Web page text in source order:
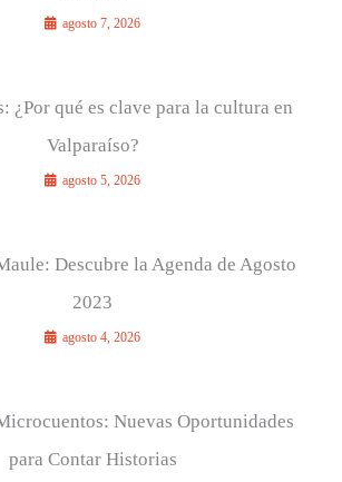
agosto 7, 2026
¿Por qué es clave para la cultura en
Valparaíso?
agosto 5, 2026
Descubre la Agenda de Agosto
2023
agosto 4, 2026
Nuevas Oportunidades
para Contar Historias